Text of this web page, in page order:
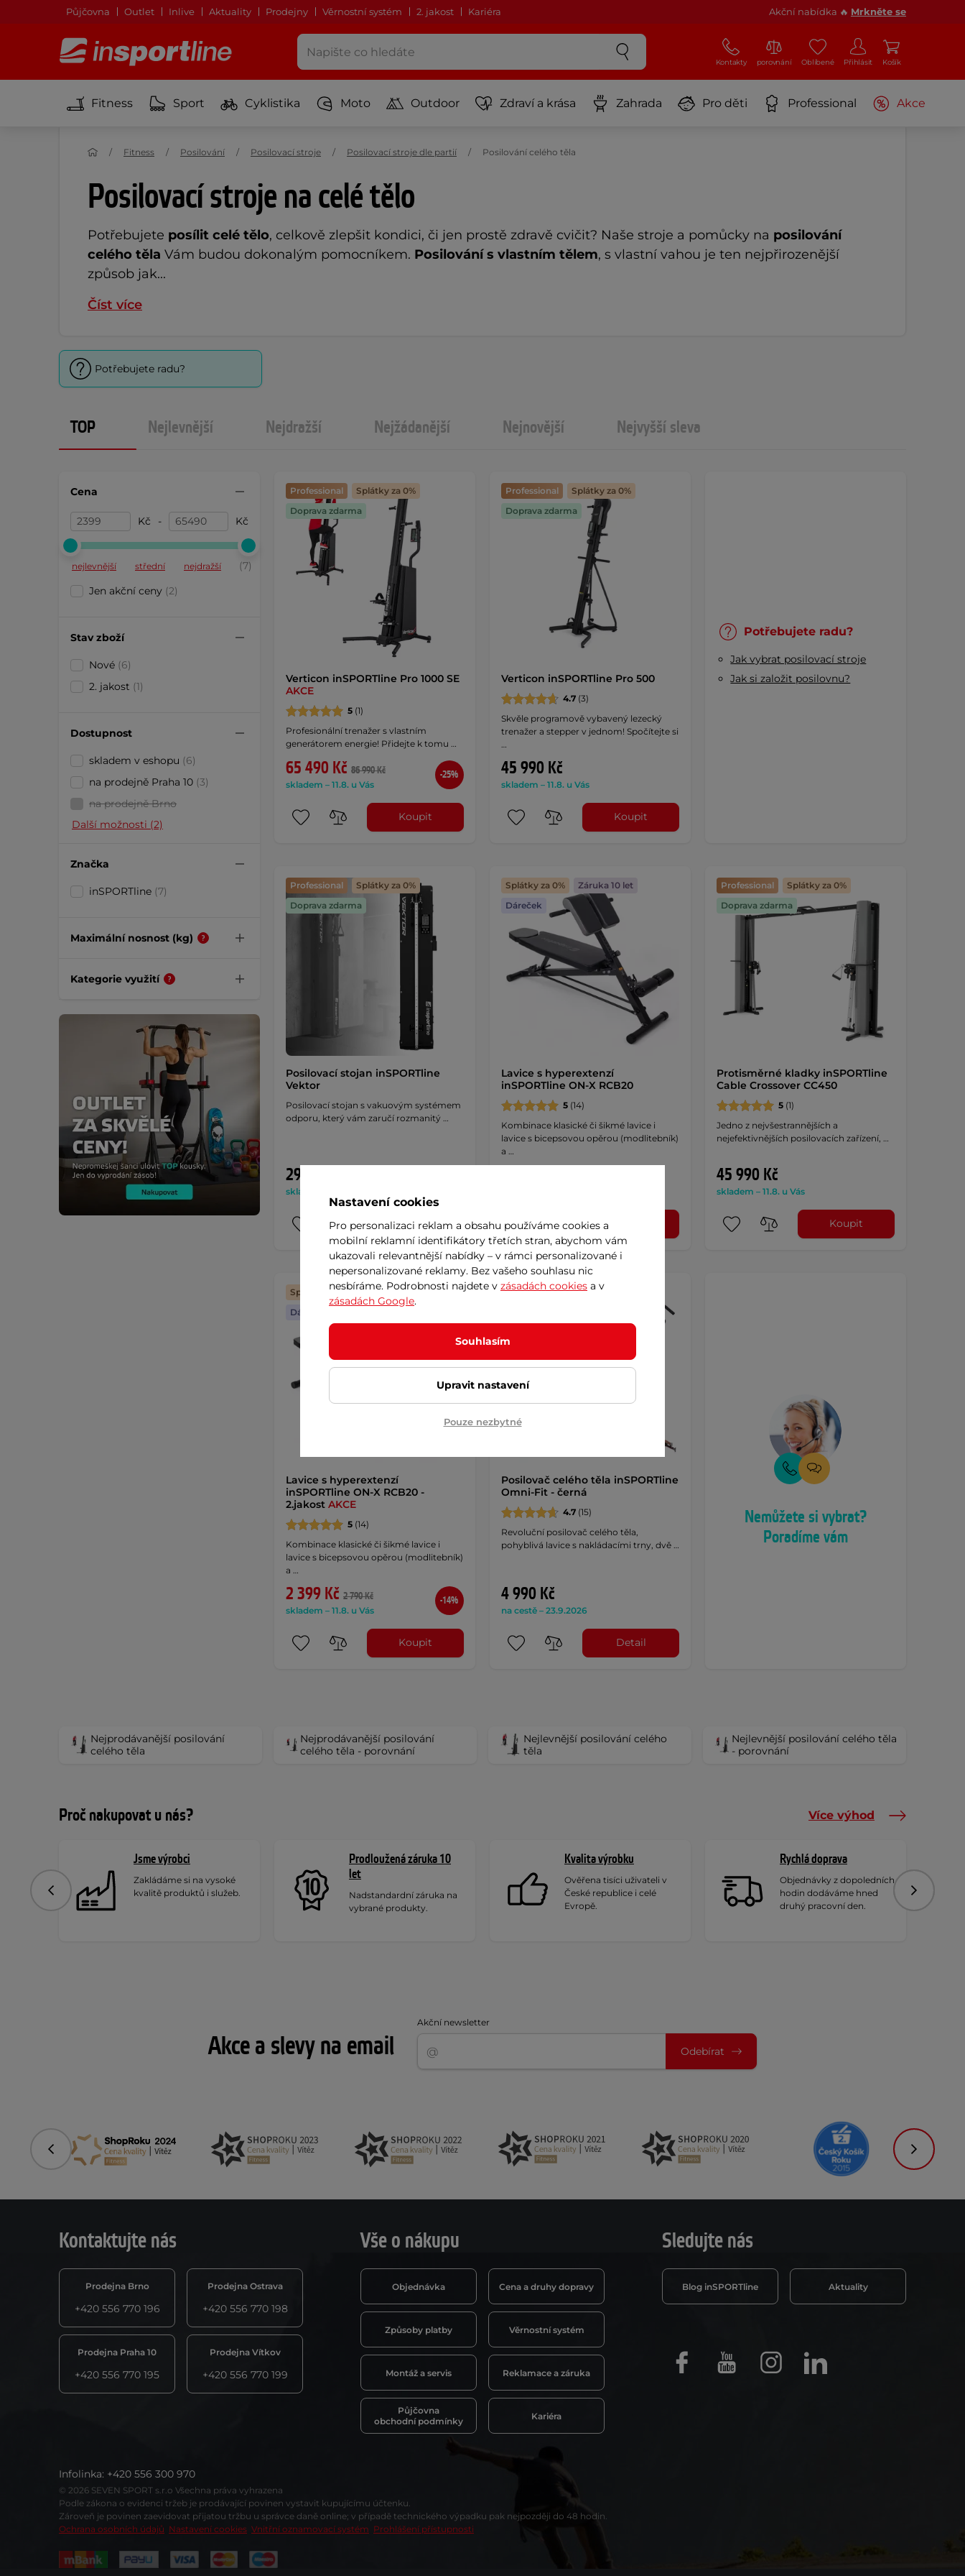
Půjčovna Outlet Inlive Aktuality Prodejny Věrnostní systém 2. jakost Kariéra Akční nabídka 🔥 Mrkněte se
Kontakty porovnání Oblíbené Přihlásit Košík
Fitness Sport Cyklistika Moto Outdoor Zdraví a krása Zahrada Pro děti Professional Akce
Posilovací stroje na celé tělo
Potřebujete posílit celé tělo, celkově zlepšit kondici, či jen prostě zdravě cvičit? Naše stroje a pomůcky na posilování
celého těla Vám budou dokonalým pomocníkem. Posilování s vlastním tělem, s vlastní vahou je ten nejpřirozenější
způsob jak...
Číst více
Fitness Posilování Posilovací stroje Posilovací stroje dle partií Posilování celého těla
Potřebujete radu?
TOP Nejlevnější Nejdražší Nejžádanější Nejnovější Nejvyšší sleva
Cena
Kč - Kč
nejlevnější střední nejdražší
(7)
Jen akční ceny (2)
Stav zboží
Nové (6)
2. jakost (1)
Dostupnost
skladem v eshopu (6)
na prodejně Praha 10 (3)
na prodejně Brno
Další možnosti (2)
Značka
inSPORTline (7)
Maximální nosnost (kg)
Kategorie využití
Professional
Splátky za 0%
Doprava zdarma
Verticon inSPORTline Pro 1000 SE
AKCE
5 (1)
Profesionální trenažer s vlastním
generátorem energie! Přidejte k tomu …
65 490 Kč 86 990 Kč
skladem – 11.8. u Vás
-25%
Koupit
Professional
Splátky za 0%
Doprava zdarma
Verticon inSPORTline Pro 500
4.7(3)
Skvěle programově vybavený lezecký
trenažer a stepper v jednom! Spočítejte si
45 990 Kč
skladem – 11.8. u Vás
Koupit
Potřebujete radu?
Jak vybrat posilovací stroje
Jak si založit posilovnu?
Professional
Splátky za 0%
Doprava zdarma
Posilovací stojan inSPORTline
Vektor
Posilovací stojan s vakuovým systémem
odporu, který vám zaručí rozmanitý …
29 990 Kč
skladem – 11.8. u Vás
Koupit
Splátky za 0%
Záruka 10 let
Dáreček
Lavice s hyperextenzí
inSPORTline ON-X RCB20
5(14)
Kombinace klasické či šikmé lavice i
lavice s bicepsovou opěrou (modlitebník)
a …
Professional
Splátky za 0%
Doprava zdarma
Protisměrné kladky inSPORTline
Cable Crossover CC450
5(1)
Jedno z nejvšestrannějších a
nejefektivnějších posilovacích zařízení, …
45 990 Kč
skladem – 11.8. u Vás
Koupit
Splátky za 0%
Záruka 10 let
Dáreček
Lavice s hyperextenzí
inSPORTline ON-X RCB20 -
2.jakost AKCE
5 (14)
Kombinace klasické či šikmé lavice i
lavice s bicepsovou opěrou (modlitebník)
a …
2 399 Kč 2 790 Kč
skladem – 11.8. u Vás
-14%
Koupit
Splátky za 0% Dáreček
Posilovač celého těla inSPORTline
Omni-Fit - černá
4.7(15)
Revoluční posilovač celého těla,
pohyblivá lavice s nakládacími trny, dvě …
4 990 Kč
na cestě – 23.9.2026
Detail
Nemůžete si vybrat?
Poradíme vám
Nejprodávanější posilování
celého těla
Nejprodávanější posilování
celého těla - porovnání
Nejlevnější posilování celého
těla
Nejlevnější posilování celého těla
- porovnání
Proč nakupovat u nás? Více výhod
Jsme výrobci
Zakládáme si na vysoké
kvalitě produktů i služeb.
Prodloužená záruka 10
let
Nadstandardní záruka na
vybrané produkty.
Kvalita výrobku
Ověřena tisíci uživateli v
České republice i celé
Evropě.
Rychlá doprava
Objednávky z dopoledních
hodin dodáváme hned
druhý pracovní den.
Předchozí
Akce a slevy na email
Akční newsletter
Odebírat
Předchozí
Kontaktujte nás
Prodejna Brno
+420 556 770 196
Prodejna Ostrava
+420 556 770 198
Prodejna Praha 10
+420 556 770 195
Prodejna Vítkov
+420 556 770 199
Vše o nákupu
Objednávka Cena a druhy dopravy
Způsoby platby Věrnostní systém
Montáž a servis Reklamace a záruka
Půjčovna
obchodní podmínky
Kariéra
Sledujte nás
Blog inSPORTline Aktuality
FacebookYoutube InstagramLinkedIn
Infolinka: +420 556 300 970
© 2026 SEVEN SPORT s.r.o Všechna práva vyhrazena
Podle zákona o evidenci tržeb je prodávající povinen vystavit kupujícímu účtenku.
Zároveň je povinen zaevidovat přijatou tržbu u správce daně online; v případě technického výpadku pak nejpozději do 48 hodin.
Ochrana osobních údajů Nastavení cookies Vnitřní oznamovací systém Prohlášení přístupnosti
Nastavení cookies
Pro personalizaci reklam a obsahu používáme cookies a
mobilní reklamní identifikátory třetích stran, abychom vám
ukazovali relevantnější nabídky – v rámci personalizované i
nepersonalizované reklamy. Bez vašeho souhlasu nic
nesbíráme. Podrobnosti najdete v zásadách cookies a v
zásadách Google.
Souhlasím
Upravit nastavení
Pouze nezbytné